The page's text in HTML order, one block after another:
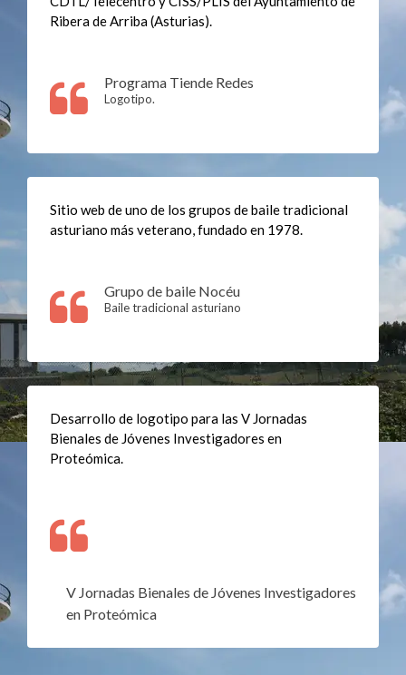
Ribera de Arriba (Asturias).
Programa Tiende Redes
Logotipo.
Sitio web de uno de los grupos de baile tradicional
asturiano más veterano, fundado en 1978.
Grupo de baile Nocéu
Baile tradicional asturiano
Desarrollo de logotipo para las V Jornadas
Bienales de Jóvenes Investigadores en
Proteómica.
V Jornadas Bienales de Jóvenes Investigadores
en Proteómica